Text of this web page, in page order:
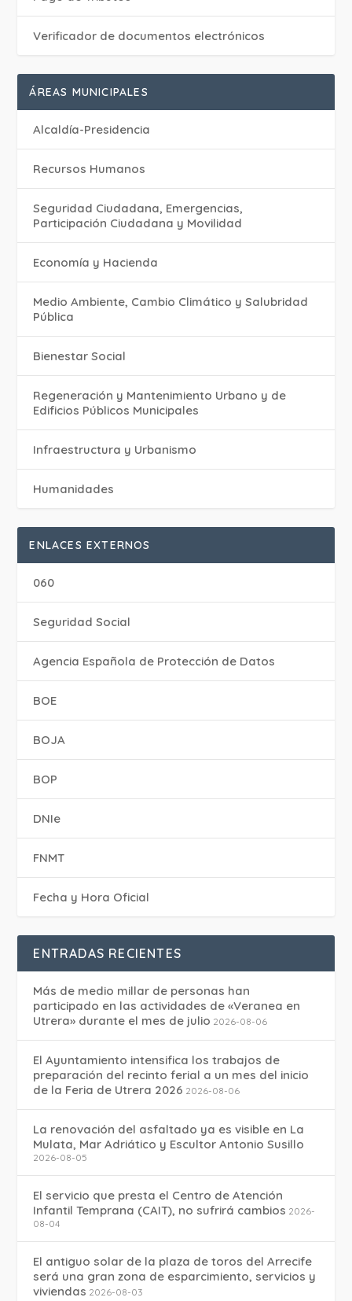
Verificador de documentos electrónicos
ÁREAS MUNICIPALES
Alcaldía-Presidencia
Recursos Humanos
Seguridad Ciudadana, Emergencias,
Participación Ciudadana y Movilidad
Economía y Hacienda
Medio Ambiente, Cambio Climático y Salubridad
Pública
Bienestar Social
Regeneración y Mantenimiento Urbano y de
Edificios Públicos Municipales
Infraestructura y Urbanismo
Humanidades
ENLACES EXTERNOS
060
Seguridad Social
Agencia Española de Protección de Datos
BOE
BOJA
BOP
DNIe
FNMT
Fecha y Hora Oficial
ENTRADAS RECIENTES
Más de medio millar de personas han
participado en las actividades de «Veranea en
Utrera» durante el mes de julio 2026-08-06
El Ayuntamiento intensifica los trabajos de
preparación del recinto ferial a un mes del inicio
de la Feria de Utrera 2026 2026-08-06
La renovación del asfaltado ya es visible en La
Mulata, Mar Adriático y Escultor Antonio Susillo
2026-08-05
El servicio que presta el Centro de Atención
Infantil Temprana (CAIT), no sufrirá cambios 2026-
08-04
El antiguo solar de la plaza de toros del Arrecife
será una gran zona de esparcimiento, servicios y
viviendas 2026-08-03